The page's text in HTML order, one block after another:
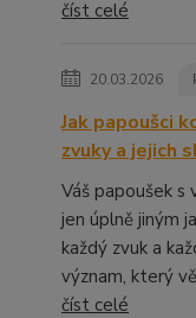
číst celé
20.03.2026
Jak papoušci
zvuky a jejich
Váš papoušek
jen úplně jiným
každý zvuk a
význam, který
číst celé